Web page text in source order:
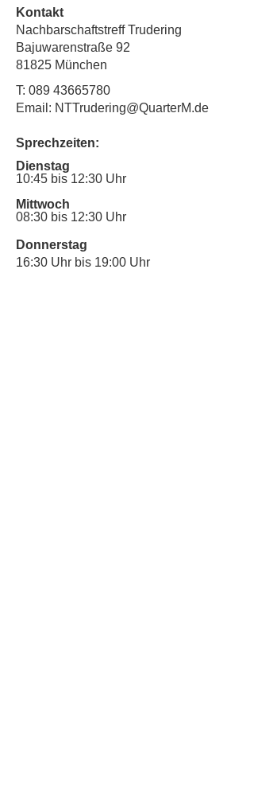
Kontakt
Nachbarschaftstreff Trudering
Bajuwarenstraße 92
81825 München
T: 089 43665780
Email: NTTrudering@QuarterM.de
Sprechzeiten:
Dienstag
10:45 bis 12:30 Uhr
Mittwoch
08:30 bis 12:30 Uhr
Donnerstag
16:30 Uhr bis 19:00 Uhr